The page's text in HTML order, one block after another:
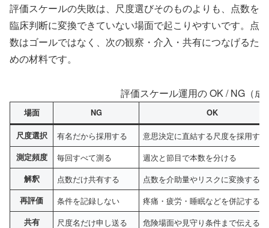
評価スケールの失敗は、尺度選びそのものよりも、点数を
臨床判断に変換できていない場面で起こりやすいです。点
数はゴールではなく、次の観察・介入・共有につなげるた
めの材料です。
評価スケール運用の OK / NG（成
場面 NG OK
尺度選択 有名だから採用する 意思決定に直結する尺度を採用する
測定頻度 毎回すべて測る 週次と節目で本数を分ける
解釈 点数だけ共有する 点数を介助量やリスクに変換する
再評価 条件を記録しない 疼痛・疲労・睡眠などを併記する
共有 尺度名だけ申し送る 危険場面や見守り条件まで伝える